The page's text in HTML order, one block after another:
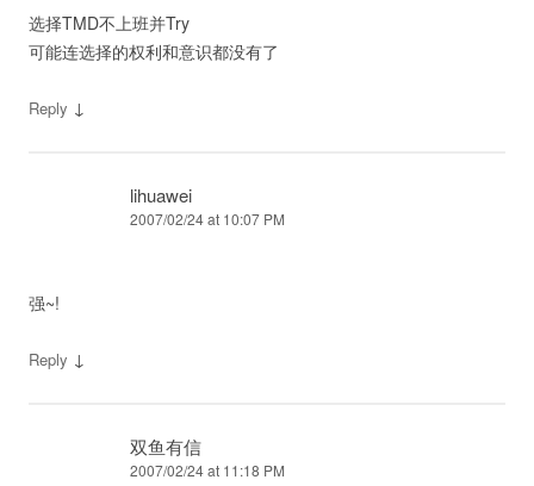
选择TMD不上班并Try
可能连选择的权利和意识都没有了
Reply ↓
lihuawei
2007/02/24 at 10:07 PM
强~!
Reply ↓
双鱼有信
2007/02/24 at 11:18 PM